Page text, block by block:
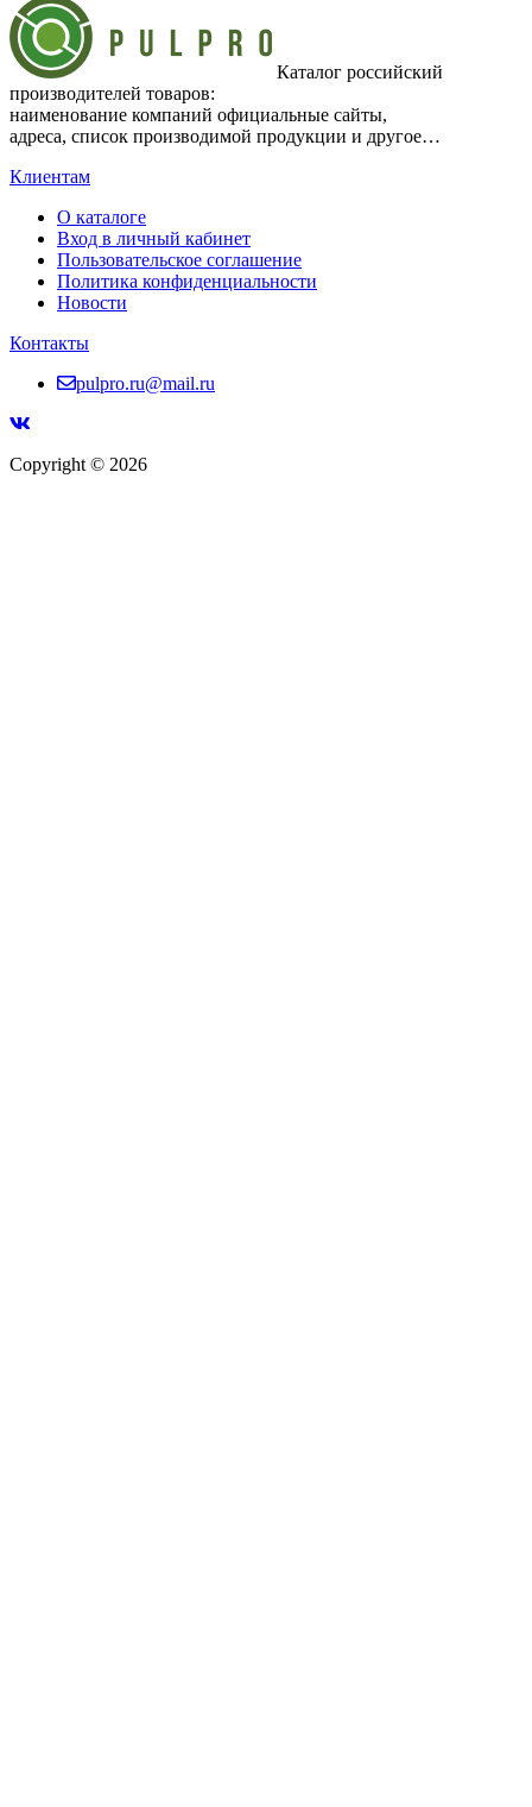
Каталог российский
производителей товаров:
наименование компаний официальные сайты,
адреса, список производимой продукции и другое…
Клиентам
О каталоге
Вход в личный кабинет
Пользовательское соглашение
Политика конфиденциальности
Новости
Контакты
pulpro.ru@mail.ru
Copyright © 2026